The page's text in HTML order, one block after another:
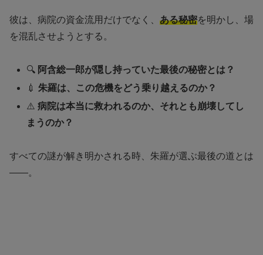
彼は、病院の資金流用だけでなく、 ある秘密を明かし、場
を混乱させようとする。
🔍 阿含総一郎が隠し持っていた最後の秘密とは？
💉朱羅は、この危機をどう乗り越えるのか？
⚠️病院は本当に救われるのか、それとも崩壊してし
まうのか？
すべての謎が解き明かされる時、朱羅が選ぶ最後の道とは
——。